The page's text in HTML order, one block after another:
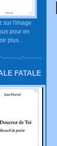
sur l'image
pour en
plus...
FATALE